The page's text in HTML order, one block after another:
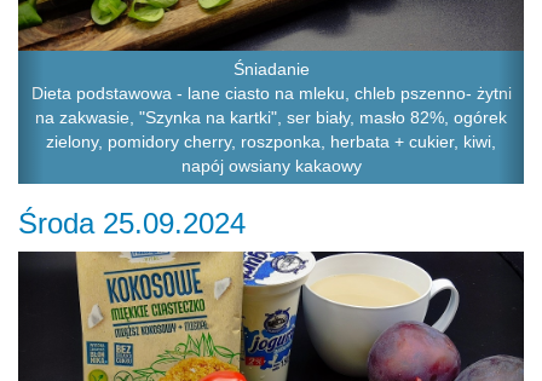
Śniadanie
Dieta podstawowa - lane ciasto na mleku, chleb pszenno- żytni
na zakwasie, "Szynka na kartki", ser biały, masło 82%, ogórek
zielony, pomidory cherry, roszponka, herbata + cukier, kiwi,
napój owsiany kakaowy
Środa 25.09.2024
Previous